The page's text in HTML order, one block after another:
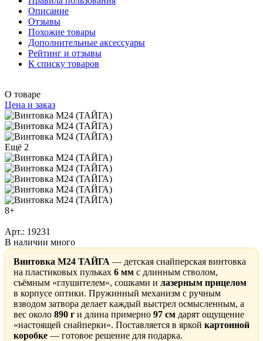
Описание
Отзывы
Похожие товары
Дополнительные аксессуары
Рейтинг и отзывы
К списку товаров
О товаре
Цена и заказ
Ещё 2
8+
Арт.: 19231
В наличии много
Винтовка M24 ТАЙГА — детская снайперская винтовка
на пластиковых пульках 6 мм с длинным стволом,
съёмным «глушителем», сошками и лазерным прицелом
в корпусе оптики. Пружинный механизм с ручным
взводом затвора делает каждый выстрел осмысленным, а
вес около 890 г и длина примерно 97 см дарят ощущение
«настоящей снайперки». Поставляется в яркой картонной
коробке — готовое решение для подарка.